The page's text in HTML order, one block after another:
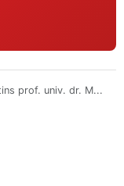
prof. univ. dr. M...